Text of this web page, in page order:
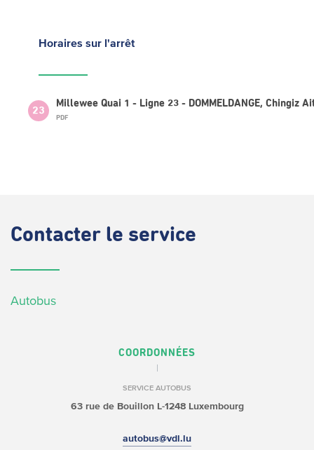
Horaires sur l'arrêt
23
Millewee Quai 1 - Ligne 23 - DOMMELDANGE, Chingiz
PDF
Contacter le service
Autobus
COORDONNÉES
SERVICE AUTOBUS
63 rue de BouillonL-1248 Luxembourg
autobus@vdl.lu